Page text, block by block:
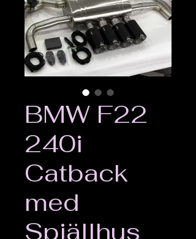
BMW F22
240i
Catback
med
Spjällhus